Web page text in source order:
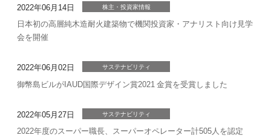
2022年06月14日 株主・投資家情報
日本初の高層純木造耐火建築物で機関投資家・アナリスト向け見学
会を開催
2022年06月02日 サステナビリティ
御幣島ビルがIAUD国際デザイン賞2021 金賞を受賞しました
2022年05月27日 サステナビリティ
2022年度のスーパー職長、スーパーオペレーター計505人を認定